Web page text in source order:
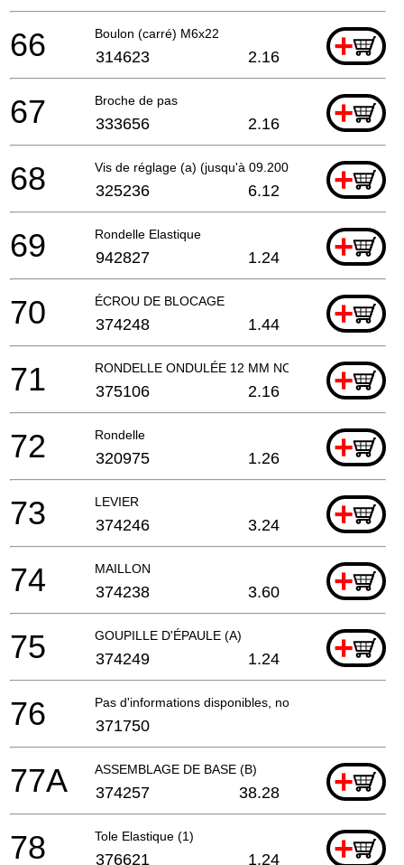
Boulon (carré) M6x22 +
66 314623 2.16
Broche de pas +
67 333656 2.16
Vis de réglage (a) (jusqu'à 09.2008) +
68 325236 6.12
Rondelle Elastique +
69 942827 1.24
ÉCROU DE BLOCAGE +
70 374248 1.44
RONDELLE ONDULÉE 12 MM NOUVEAU+
71 375106 2.16
Rondelle +
72 320975 1.26
LEVIER +
73 374246 3.24
MAILLON +
74 374238 3.60
GOUPILLE D'ÉPAULE (A) +
75 374249 1.24
Pas d'informations disponibles, non commandable
76 371750
ASSEMBLAGE DE BASE (B) +
77A 374257 38.28
Tole Elastique (1) +
78 376621 1.24